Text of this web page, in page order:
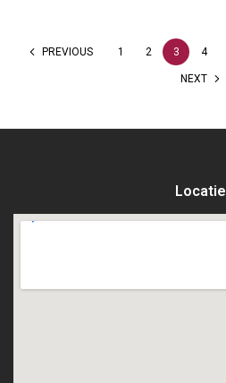
PREVIOUS 1 2 3 4
NEXT
Locatie